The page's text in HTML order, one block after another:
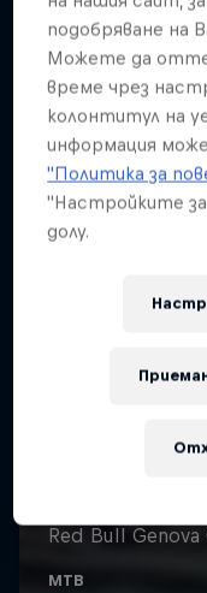
подобряване на
Можете да
време чрез
колонтитул на
информация
"Политика за
"Настройките
долу.